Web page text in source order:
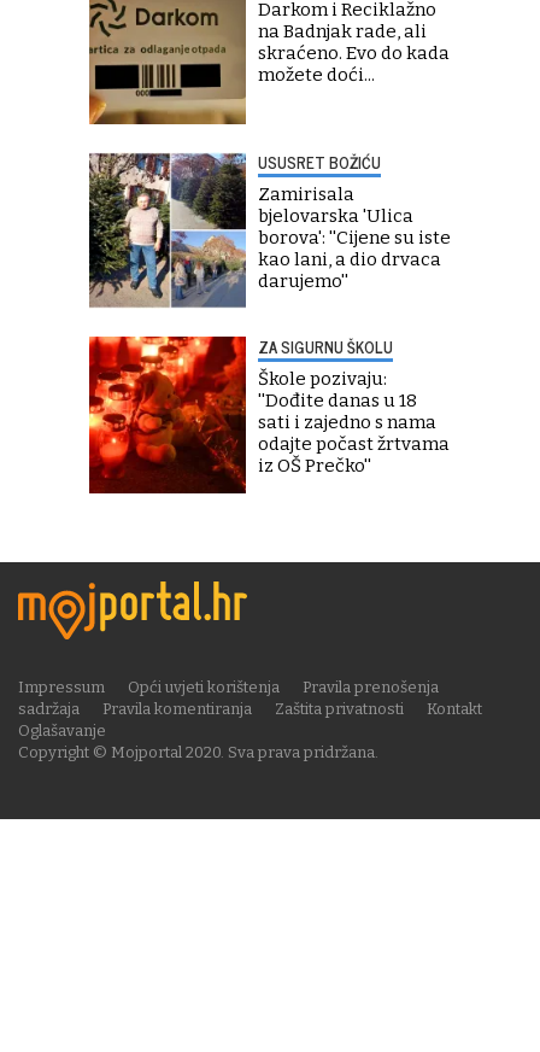
Darkom i Reciklažno
na Badnjak rade, ali
skraćeno. Evo do kada
možete doći...
USUSRET BOŽIĆU
Zamirisala
bjelovarska 'Ulica
borova': ''Cijene su iste
kao lani, a dio drvaca
darujemo''
ZA SIGURNU ŠKOLU
Škole pozivaju:
''Dođite danas u 18
sati i zajedno s nama
odajte počast žrtvama
iz OŠ Prečko''
Copyright © Mojportal 2020. Sva prava pridržana.
Impressum Opći uvjeti korištenja
Pravila prenošenja
sadržaja
Pravila komentiranja Zaštita privatnosti
Kontakt
Oglašavanje